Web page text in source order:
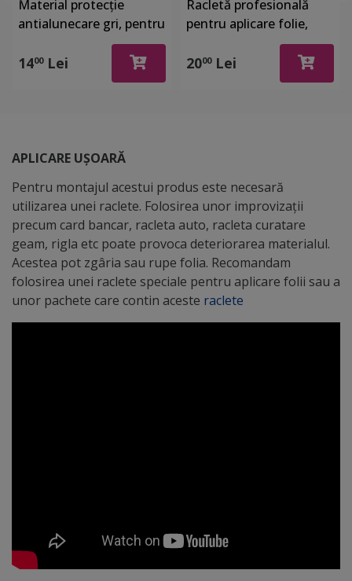
Material protecţie
antialunecare gri, pentru
sertare şi rafturi, rolă de
60x100 cm
1400Lei
Racletă profesională
pentru aplicare folie,
autocolant şi stickere,
din plastic, cu o latură
din piele întoarsă
2000Lei
APLICARE UȘOARĂ
Pentru montajul acestui produs este necesară
utilizarea unei raclete. Folosirea unor improvizații
precum card bancar, racleta auto, racleta curatare
geam, rigla etc poate provoca deteriorarea materialul.
Acestea pot zgâria sau rupe folia. Recomandam
folosirea unei raclete speciale pentru aplicare folii sau a
unor pachete care contin aceste raclete